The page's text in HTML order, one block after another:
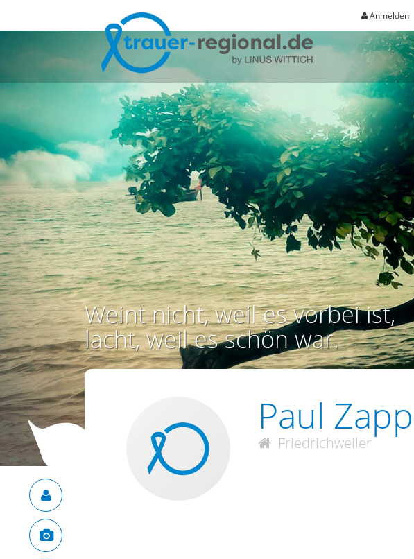
Anmelden
Weint nicht, weil es vorbei ist,
lacht, weil es schön war.
Paul Zapp
Friedrichweiler